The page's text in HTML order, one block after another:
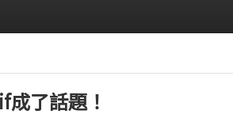
看也很漂亮呢
了話題！